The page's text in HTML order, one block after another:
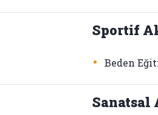
Sportif
• Beden